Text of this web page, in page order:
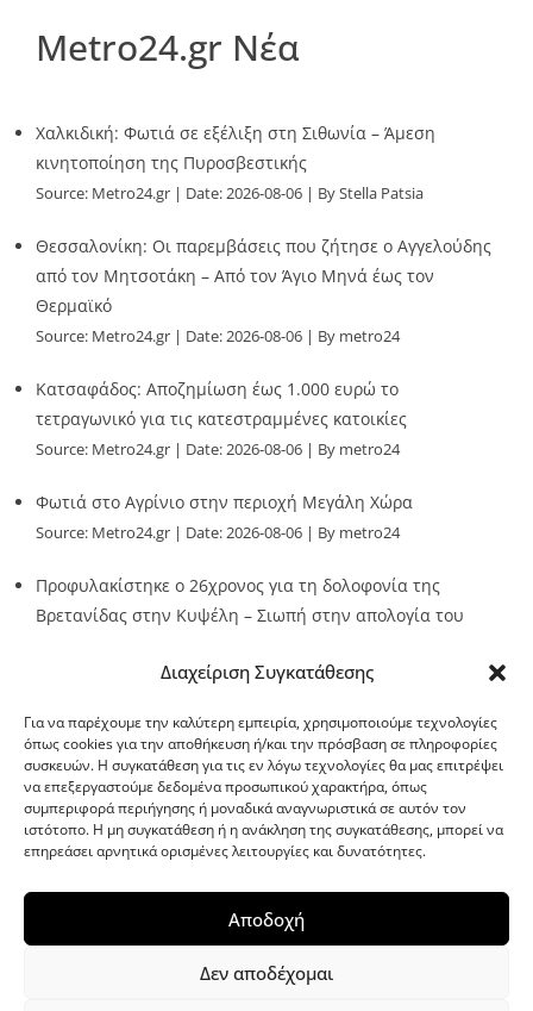
Διαχείριση Συγκατάθεσης
Για να παρέχουμε την καλύτερη εμπειρία, χρησιμοποιούμε τεχνολογίες
όπως cookies για την αποθήκευση ή/και την πρόσβαση σε πληροφορίες
συσκευών. Η συγκατάθεση για τις εν λόγω τεχνολογίες θα μας επιτρέψει
να επεξεργαστούμε δεδομένα προσωπικού χαρακτήρα, όπως
συμπεριφορά περιήγησης ή μοναδικά αναγνωριστικά σε αυτόν τον
ιστότοπο. Η μη συγκατάθεση ή η ανάκληση της συγκατάθεσης, μπορεί να
επηρεάσει αρνητικά ορισμένες λειτουργίες και δυνατότητες.
Αποδοχή
Δεν αποδέχομαι
Metro24.gr Νέα
Χαλκιδική: Φωτιά σε εξέλιξη στη Σιθωνία – Άμεση
κινητοποίηση της Πυροσβεστικής
Source: Metro24.gr Date: 2026-08-06 By Stella Patsia
Θεσσαλονίκη: Οι παρεμβάσεις που ζήτησε ο Αγγελούδης
από τον Μητσοτάκη – Από τον Άγιο Μηνά έως τον
Θερμαϊκό
Source: Metro24.gr Date: 2026-08-06 By metro24
Κατσαφάδος: Αποζημίωση έως 1.000 ευρώ το
τετραγωνικό για τις κατεστραμμένες κατοικίες
Source: Metro24.gr Date: 2026-08-06 By metro24
Φωτιά στο Αγρίνιο στην περιοχή Μεγάλη Χώρα
Source: Metro24.gr Date: 2026-08-06 By metro24
Προφυλακίστηκε ο 26χρονος για τη δολοφονία της
Βρετανίδας στην Κυψέλη – Σιωπή στην απολογία του
G-point.gr